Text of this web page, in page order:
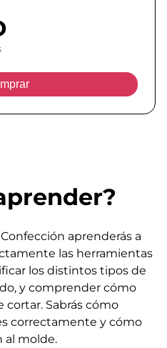
aprenderás a
las herramientas
los distintos tipos de
y comprender cómo
cortar. Sabrás cómo
correctamente y cómo
al molde.